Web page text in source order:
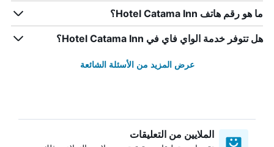
ما هو رقم هاتف Hotel Catama Inn؟
هل تتوفر خدمة الواي فاي في Hotel Catama Inn؟
عرض المزيد من الأسئلة الشائعة
الملايين من التعليقات